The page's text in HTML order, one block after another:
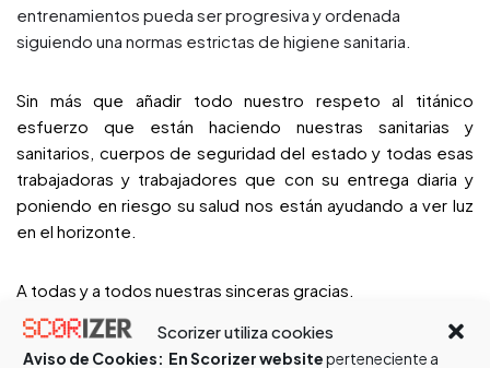
Scorizer utiliza cookies
Aviso de Cookies: En Scorizer websiteperteneciente a
entrenamientos pueda ser progresiva y ordenada
siguiendo una normas estrictas de higiene sanitaria.
Sin más que añadir todo nuestro respeto al titánico
esfuerzo que están haciendo nuestras sanitarias y
sanitarios, cuerpos de seguridad del estado y todas esas
trabajadoras y trabajadores que con su entrega diaria y
poniendo en riesgo su salud nos están ayudando a ver luz
en el horizonte.
A todas y a todos nuestras sinceras gracias.